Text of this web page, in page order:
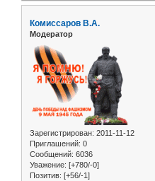
Комиссаров В.А.
Модератор
Зарегистрирован: 2011-11-12
Приглашений: 0
Сообщений: 6036
Уважение: [+780/-0]
Позитив: [+56/-1]